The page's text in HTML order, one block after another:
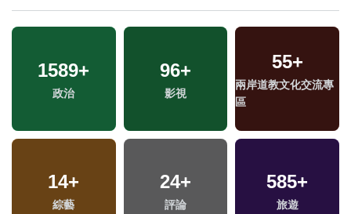
1589+
政治
96+
影視
55+
兩岸道教文化交流專
區
14+
綜藝
24+
評論
585+
旅遊